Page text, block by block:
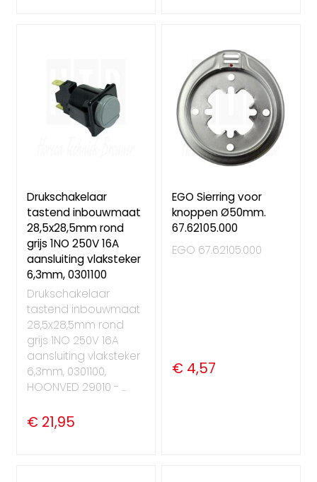
Drukschakelaar
tastend inbouwmaat
28,5x28,5mm rond
grijs 1NO 250V 16A
aansluiting vlaksteker
6,3mm, 0301100
Drukschakelaar
tastend inbouwmaat
28,5x28,5mm rond
grijs 1NO 250V 16A
aansluiting vlaksteker
6,3mm, 0301100,
HOONVED 29010 - ...
€ 21,95
EGO Sierring voor
knoppen Ø50mm.
67.62105.000
EGO 67.62105.000
€ 4,57